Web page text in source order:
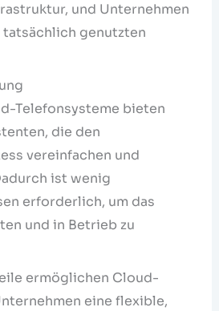
und Unternehmen
tatsächlich genutzten
Telefonsysteme bieten
die den
vereinfachen und
ist wenig
erforderlich, um das
und in Betrieb zu
ermöglichen Cloud-
eine flexible,